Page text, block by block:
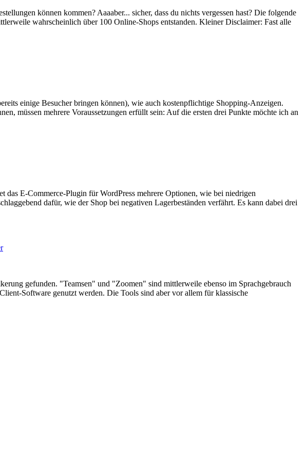
können kommen? Aaaaber... sicher, dass du nichts vergessen hast? Die folgende
wahrscheinlich über 100 Online-Shops entstanden. Kleiner Disclaimer: Fast alle
einige Besucher bringen können), wie auch kostenpflichtige Shopping-Anzeigen.
müssen mehrere Voraussetzungen erfüllt sein: Auf die ersten drei Punkte möchte ich an
das E-Commerce-Plugin für WordPress mehrere Optionen, wie bei niedrigen
dafür, wie der Shop bei negativen Lagerbeständen verfährt. Es kann dabei drei
gefunden. "Teamsen" und "Zoomen" sind mittlerweile ebenso im Sprachgebrauch
Software genutzt werden. Die Tools sind aber vor allem für klassische